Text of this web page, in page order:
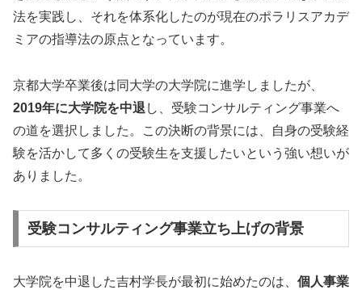
法を実践し、それを体系化したのが現在のポラリスアカデ
ミアの指導法の原点となっています。
京都大学卒業後は同大学の大学院に進学しましたが、
2019年に大学院を中退 し、受験コンサルティング事業へ
の道を選択しました。この決断の背景には、自身の受験経
験を活かして多くの受験生を支援したいという強い想いが
ありました。
受験コンサルティング事業立ち上げの背景
大学院を中退した吉村学長が最初に始めたのは、 個人事業